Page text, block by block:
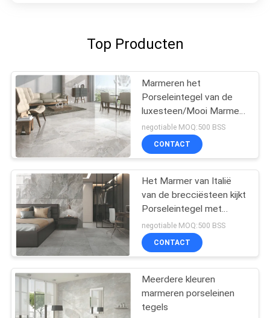
Top Producten
Marmeren het
Porseleintegel van de
luxesteen/Mooi Marmer
zoals Keramische tegel
negotiable MOQ:500 BSS
CONTACT
Het Marmer van Italië
van de brecciësteen kijkt
Porseleintegel met
Opgepoetste/
negotiable MOQ:500 BSS
CONTACT
Meerdere kleuren
marmeren porseleinen
tegels